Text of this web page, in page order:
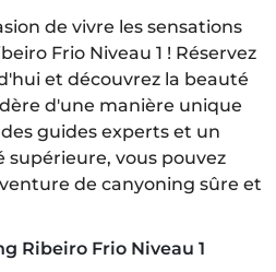
de vivre les sensations
Frio Niveau 1 ! Réservez
et découvrez la beauté
d'une manière unique
guides experts et un
vous pouvez
de canyoning sûre et
Ribeiro Frio Niveau 1